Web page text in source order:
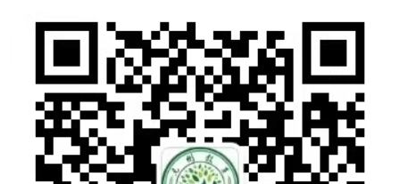
计划的，片区学校对符合入学条件的应全部录取；
报名人数超出招生计划的，按照以下排序规则进行
录取：
第一类政策性照顾类学生
1.军人子女：
按照《自治区退役军人事务厅等
28部门关于印发<新疆维吾尔自治区军人军属、退